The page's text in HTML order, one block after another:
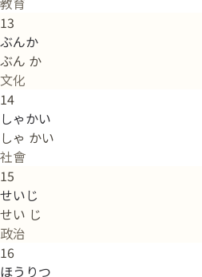
13
ぶんか
ぶん か
文化
14
しゃかい
しゃ かい
社會
15
せいじ
せい じ
政治
16
ほうりつ